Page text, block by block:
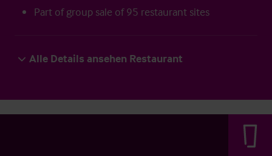
Part of group sale of 95 restaurant sites
Alle Details ansehen Restaurant